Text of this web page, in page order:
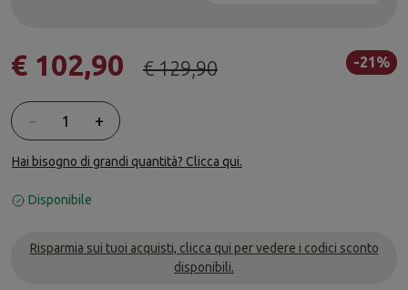
-21%
€ 102,90 € 129,90
Quantità
− +
Hai bisogno di grandi quantità? Clicca qui.
Disponibile
Risparmia sui tuoi acquisti, clicca qui per vedere i codici sconto
disponibili.